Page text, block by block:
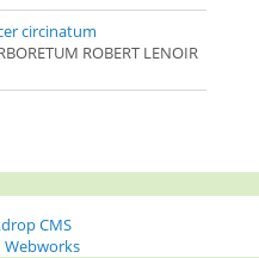
circinatum
ROBERT LENOIR
CMS
Webworks